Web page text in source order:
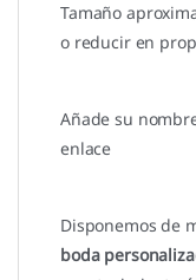
Tamaño
o reducir en
Añade su
enlace
Disponemos de
boda